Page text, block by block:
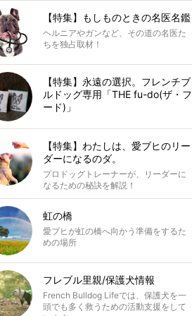
【特集】もしものときの名医名鑑
ヘルニアやガンなど、その道の名医た
ちを独占取材！
【特集】永遠の選択。フレンチブ
ルドッグ専用「THE fu-do(ザ・フ
ード)」
【特集】わたしは、愛ブヒのリー
ダーになるのダ。
プロドッグトレーナーが、リーダーに
なるための秘訣を解説！
虹の橋
愛ブヒが虹の橋へ向かう準備をするた
めの場所
フレブル里親/保護犬情報
French Bulldog Lifeでは、保護犬を一
頭でも多く救うための活動支援をして